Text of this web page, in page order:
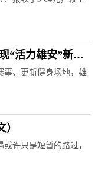
“活力雄安”新形
事、更新健身场地，雄
许只是短暂的路过，